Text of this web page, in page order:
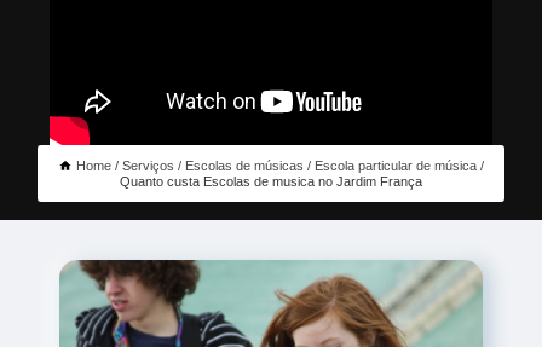
Home Serviços Escolas de músicas
Escola particular de música
Quanto custa Escolas de musica no Jardim França